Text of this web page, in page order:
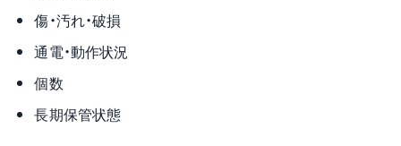
傷・汚れ・破損
通電・動作状況
個数
長期保管状態